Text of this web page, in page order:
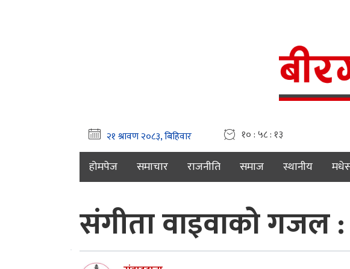
१० : ५८ : १४
होमपेज समाचार राजनीति समाज स्थानीय
संगीता वाइवाको